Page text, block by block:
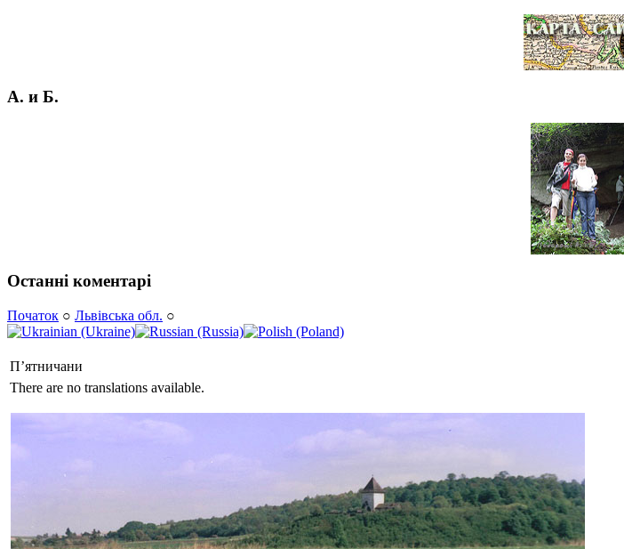
А. и Б.
Останні коментарі
Початок ○ Львівська обл. ○
П’ятничани
There are no translations available.